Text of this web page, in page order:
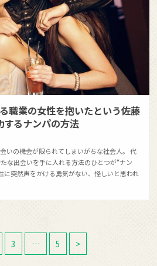
職業の女性を抱いたという佐藤
するナンパの方法
いの機会が限られてしまいがちな社会人。 代
な出会いを手に入れる方法のひとつが“ナン
に突然声をかける勇気がない、怪しいと思われ
3 … 5 >